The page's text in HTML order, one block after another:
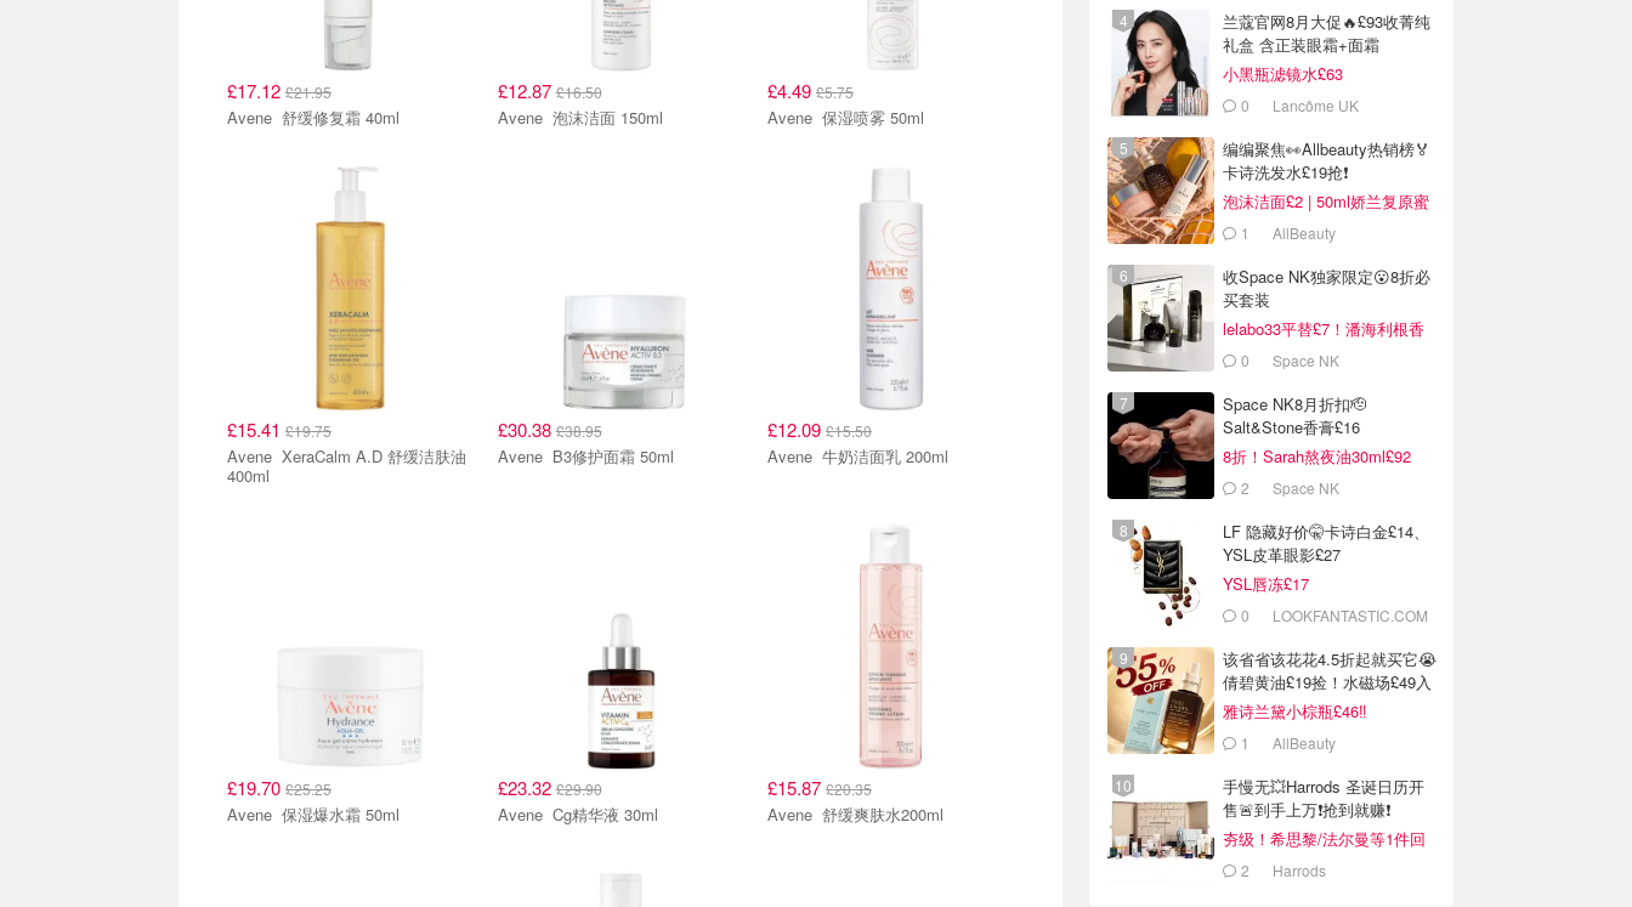
£17.12 £21.95
Avene 舒缓修复霜 40ml
£12.87£16.50
Avene 泡沫洁面 150ml
£4.49 £5.75
Avene 保湿喷雾 50ml
£15.41 £19.75
Avene XeraCalm A.D 舒缓洁肤油
400ml
£30.38£38.95
Avene B3修护面霜 50ml
£12.09 £15.50
Avene 牛奶洁面乳 200ml
£19.70 £25.25
Avene 保湿爆水霜 50ml
£23.32£29.90
Avene Cg精华液 30ml
£15.87 £20.35
Avene 舒缓爽肤水200ml
兰蔻官网8月大促🔥£93收菁纯
礼盒 含正装眼霜+面霜
小黑瓶滤镜水£63
0 Lancôme UK
编编聚焦👀Allbeauty热销榜🏅
卡诗洗发水£19抢❗
泡沫洁面£2 | 50ml娇兰复原蜜
£841 AllBeauty
收Space NK独家限定😮8折必
买套装
lelabo33平替£7！潘海利根香
水£80 Space NK
Space NK8月折扣🫡
Salt&Stone香膏£16
8折！Sarah熬夜油30ml£92
2 Space NK
LF 隐藏好价🤫卡诗白金£14、
YSL皮革眼影£27
YSL唇冻£17
0 LOOKFANTASTIC.COM
该省省该花花4.5折起就买它😭
倩碧黄油£19捡！水磁场£49入
两罐
雅诗兰黛小棕瓶£46‼️
1 AllBeauty
手慢无💥Harrods 圣诞日历开
售🚨到手上万❗️抢到就赚❗️
夯级！希思黎/法尔曼等1件回
本！2 Harrods